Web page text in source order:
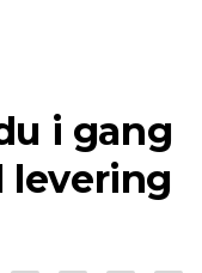
i gang
levering